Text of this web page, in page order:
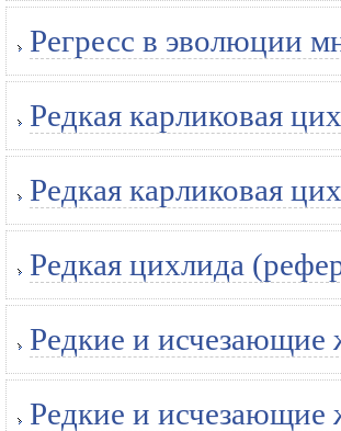
Регресс в эволюции
Редкая карликовая
Редкая карликовая
Редкая цихлида
Редкие и исчезающие
Редкие и исчезающие